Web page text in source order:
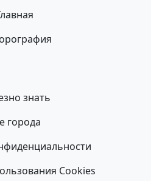
знать
города
Cookies